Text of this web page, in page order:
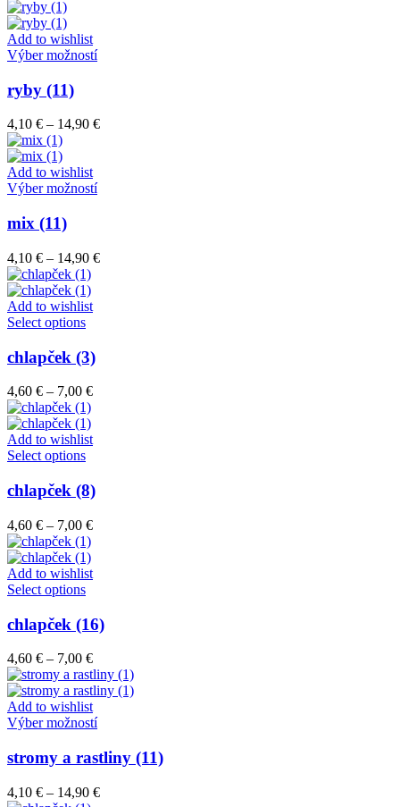
vybrať
na
Add to wishlist
Výber možnostíTento
variantov.
vybrať
na
ryby (11)
4,10 € – 14,90 €Price
Add to wishlist
Výber možnostíTento
variantov.
mix (11)
4,10 € – 14,90 €Price
Add to wishlist
Select optionsTento
má
viacero
variantov.
Možnosti
si
môžete
vybrať
na
stránke
produktu.
chlapček (3)
4,60 € – 7,00 €Price
through
Add to wishlist
Select optionsTento
má
viacero
variantov.
Možnosti
si
môžete
vybrať
na
stránke
produktu.
chlapček (8)
4,60 € – 7,00 €Price
through
Add to wishlist
Select optionsTento
má
viacero
variantov.
Možnosti
si
môžete
vybrať
na
stránke
produktu.
chlapček (16)
4,60 € – 7,00 €Price
range:
4,60 €
through
7,00 €
Add to wishlist
Výber možnostíTento
má
viacero
variantov.
Možnosti
stromy a rastliny (11)
4,10 € – 14,90 €Price